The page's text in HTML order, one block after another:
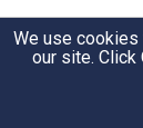
We use
our site. Click